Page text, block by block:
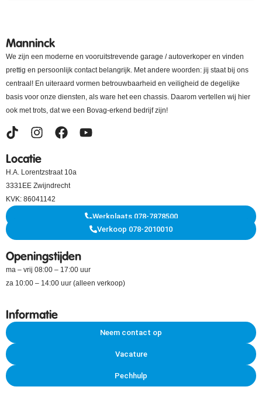
Manninck
We zijn een moderne en vooruitstrevende garage / autoverkoper en vinden
prettig en persoonlijk contact belangrijk. Met andere woorden: jij staat bij ons
centraal! En uiteraard vormen betrouwbaarheid en veiligheid de degelijke
basis voor onze diensten, als ware het een chassis. Daarom vertellen wij hier
ook met trots, dat we een Bovag-erkend bedrijf zijn!
Locatie
H.A. Lorentzstraat 10a
3331EE Zwijndrecht
KVK: 86041142
Werkplaats 078-7878500
Verkoop 078-2010010
Openingstijden
ma – vrij 08:00 – 17:00 uur
za 10:00 – 14:00 uur (alleen verkoop)
Informatie
Neem contact op
Vacature
Pechhulp